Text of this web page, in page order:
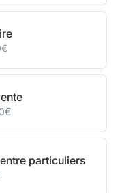
particuliers